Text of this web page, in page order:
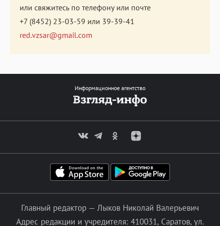
или свяжитесь по телефону или почте
+7 (8452) 23-03-59 или 39-39-41
red.vzsar@gmail.com
Информационное агентство
Главный редактор — Лыков Николай Валерьевич
Адрес редакции и учредителя: 410031, Саратов, ул.